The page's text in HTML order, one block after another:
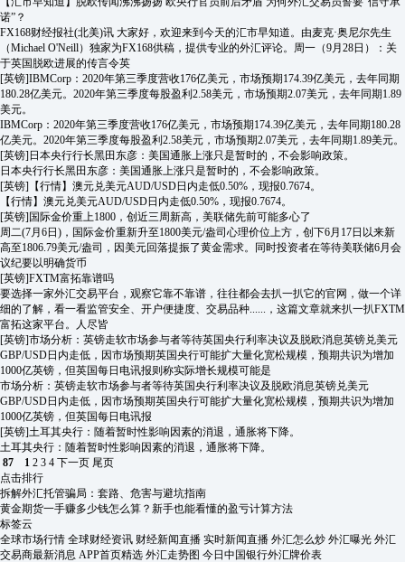
诺”？
FX168财经报社(北美)讯 大家好，欢迎来到今天的汇市早知道。由麦克·奥尼尔先生
（Michael O'Neill）独家为FX168供稿，提供专业的外汇评论。周一（9月28日）：关
于英国脱欧进展的传言令英
[英镑]IBMCorp：2020年第三季度营收176亿美元，市场预期174.39亿美元，去年同期
180.28亿美元。2020年第三季度每股盈利2.58美元，市场预期2.07美元，去年同期1.89
美元。
IBMCorp：2020年第三季度营收176亿美元，市场预期174.39亿美元，去年同期180.28
亿美元。2020年第三季度每股盈利2.58美元，市场预期2.07美元，去年同期1.89美元。
[英镑] 日本央行行长黑田东彦：美国通胀上涨只是暂时的，不会影响政策。
日本央行行长黑田东彦：美国通胀上涨只是暂时的，不会影响政策。
[英镑] 【行情】澳元兑美元AUD/USD日内走低0.50%，现报0.7674。
【行情】澳元兑美元AUD/USD日内走低0.50%，现报0.7674。
[英镑] 国际金价重上1800，创近三周新高，美联储先前可能多心了
周二(7月6日)，国际金价重新升至1800美元/盎司心理价位上方，创下6月17日以来新
高至1806.79美元/盎司，因美元回落提振了黄金需求。同时投资者在等待美联储6月会
议纪要以明确货币
[英镑]FXTM富拓靠谱吗
要选择一家外汇交易平台，观察它靠不靠谱，往往都会去扒一扒它的官网，做一个详
细的了解，看一看监管安全、开户便捷度、交易品种......，这篇文章就来扒一扒FXTM
富拓这家平台。人尽皆
[英镑]市场分析：英镑走软市场参与者等待英国央行利率决议及脱欧消息英镑兑美元
GBP/USD日内走低，因市场预期英国央行可能扩大量化宽松规模，预期共识为增加
1000亿英镑，但英国每日电讯报则称实际增长规模可能是
市场分析：英镑走软市场参与者等待英国央行利率决议及脱欧消息英镑兑美元
GBP/USD日内走低，因市场预期英国央行可能扩大量化宽松规模，预期共识为增加
1000亿英镑，但英国每日电讯报
[英镑]土耳其央行：随着暂时性影响因素的消退，通胀将下降。
土耳其央行：随着暂时性影响因素的消退，通胀将下降。
87
1 2 3 4 下一页 尾页
点击排行
拆解外汇托管骗局：套路、危害与避坑指南
黄金期货一手赚多少钱怎么算？新手也能看懂的盈亏计算方法
标签云
全球市场行情 全球财经资讯 财经新闻直播 实时新闻直播 外汇怎么炒 外汇曝光 外汇
交易商最新消息 APP首页精选 外汇走势图 今日中国银行外汇牌价表